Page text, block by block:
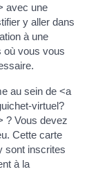
avec une
y aller dans
à une
où vous vous
au sein de <a
virtuel?
? Vous devez
Cette carte
sont inscrites
à la